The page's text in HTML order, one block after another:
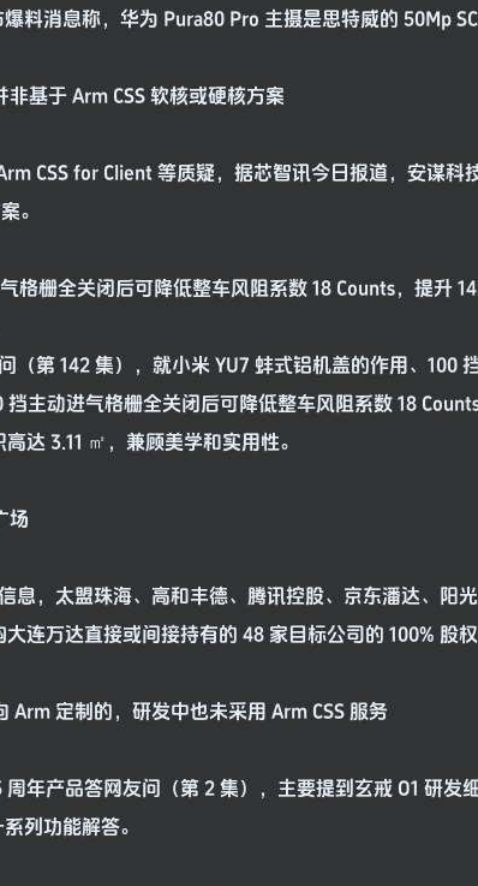
料消息称，华为 Pura80 Pro 主摄是思特威的 50Mp
基于 Arm CSS 软核或硬核方案
CSS for Client 等质疑，据芯智讯今日报道，安谋科
。
格栅全关闭后可降低整车风阻系数 18 Counts，提升
（第 142 集），就小米 YU7 蚌式铝机盖的作用、100
主动进气格栅全关闭后可降低整车风阻系数 18
达 3.11 ㎡，兼顾美学和实用性。
场
息，太盟珠海、高和丰德、腾讯控股、京东潘达、阳
连万达直接或间接持有的 48 家目标公司的 100% 股权
Arm 定制的，研发中也未采用 Arm CSS 服务
年产品答网友问（第 2 集），主要提到玄戒 O1 研发
列功能解答。